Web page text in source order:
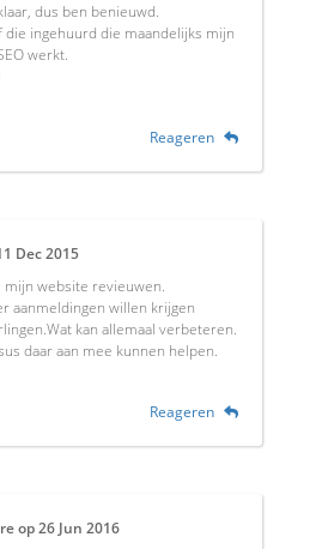
dus ben benieuwd.
die ingehuurd die maandelijks mijn
werkt.
Reageren
Dec 2015
mijn website revieuwen.
aanmeldingen willen krijgen
kan allemaal verbeteren.
daar aan mee kunnen helpen.
Reageren
op26 Jun 2016